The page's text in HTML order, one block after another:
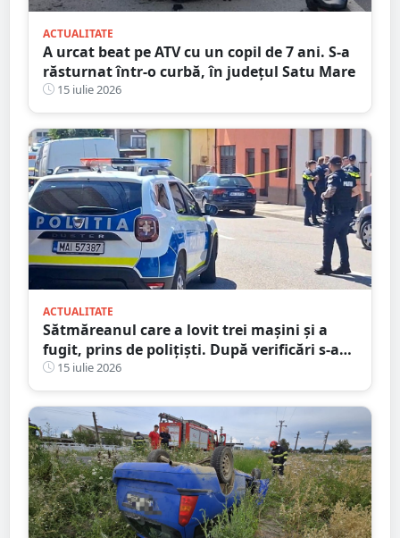
ACTUALITATE
A urcat beat pe ATV cu un copil de 7 ani. S-a
răsturnat într-o curbă, în județul Satu Mare
15 iulie 2026
ACTUALITATE
Sătmăreanul care a lovit trei mașini și a
fugit, prins de polițiști. După verificări s-a
ales și cu dosar penal
15 iulie 2026